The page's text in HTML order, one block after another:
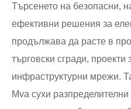
Търсенето на безопасни,
ефективни решения за
продължава да расте в
търговски сгради,
инфраструктурни мрежи.
Mva сухи